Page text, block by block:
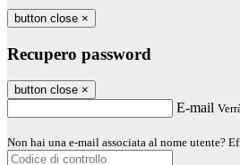
button close ×
Recupero password
button close ×
E-mail
Non hai una e-mail associata al nome utente?